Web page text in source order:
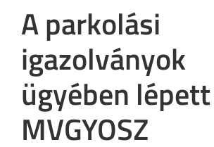
A parkolási
igazolványok
ügyében
MVGYOSZ